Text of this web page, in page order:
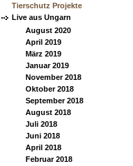
Tierschutz Projekte
Live aus Ungarn
August 2020
April 2019
März 2019
Januar 2019
November 2018
Oktober 2018
September 2018
August 2018
Juli 2018
Juni 2018
April 2018
Februar 2018